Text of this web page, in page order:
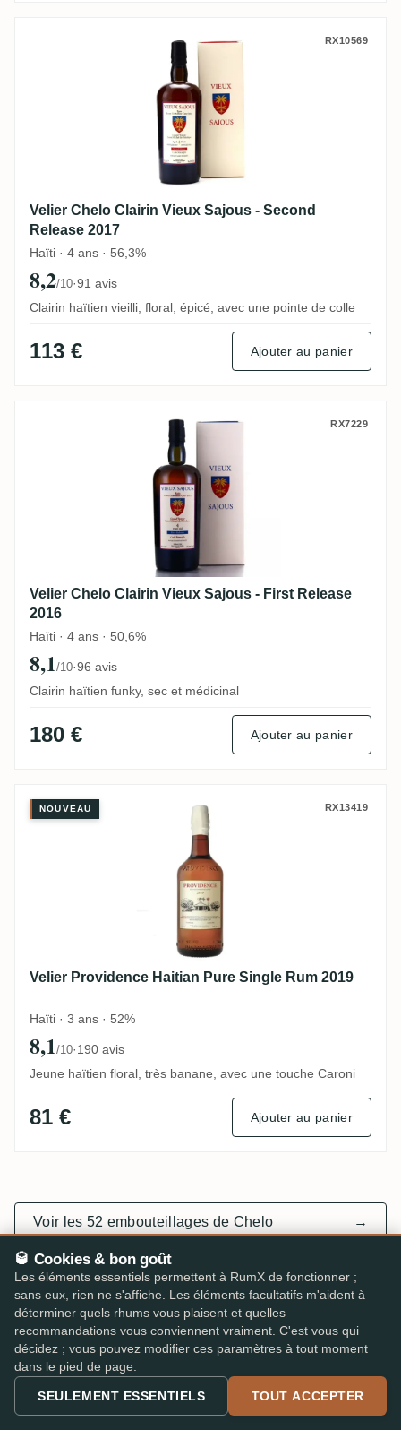
Velier Chelo Clairin Vieux Sajous -RX10569
Velier Chelo Clairin Vieux Sajous - Second
Release 2017
Haïti · 4 ans · 56,3%
8,2/10·91 avis
Clairin haïtien vieilli, floral, épicé, avec une pointe de colle
113 € Ajouter au panier
Velier Chelo Clairin Vieux Sajous - First
RX7229
Velier Chelo Clairin Vieux Sajous - First Release
2016
Haïti · 4 ans · 50,6%
8,1/10·96 avis
Clairin haïtien funky, sec et médicinal
180 € Ajouter au panier
Velier Providence Haitian Pure Single
NOUVEAU RX13419
Velier Providence Haitian Pure Single Rum 2019
Haïti · 3 ans · 52%
8,1/10·190 avis
Jeune haïtien floral, très banane, avec une touche Caroni
81 € Ajouter au panier
Voir les 52 embouteillages de Chelo →
ALERTES PRIX · DANS L’APP RUMX
Ne rate aucune bonne
affaire.
🥃 Cookies & bon goût
Les éléments essentiels permettent à RumX de fonctionner ;
sans eux, rien ne s'affiche. Les éléments facultatifs m'aident à
déterminer quels rhums vous plaisent et quelles
recommandations vous conviennent vraiment. C'est vous qui
décidez ; vous pouvez modifier ces paramètres à tout moment
dans le pied de page.
SEULEMENT ESSENTIELS TOUT ACCEPTER